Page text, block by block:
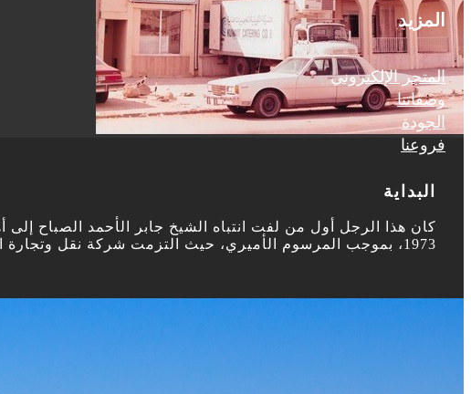
البداية
كان هذا الرجل أول من لفت انتباه الشيخ جابر الأحمد الصباح
1973، بموجب المرسوم الأميري، حيث التزمت شركة نقل وتجارة المواشي بتوفير حلول عملية وموثوقة لمتطلبات إنتاج اللحوم وتجارة المواشي التي واجهتها آنذاك.
المزيد
المتجر الإلكتروني
وصفاتنا
الجودة
فروعنا